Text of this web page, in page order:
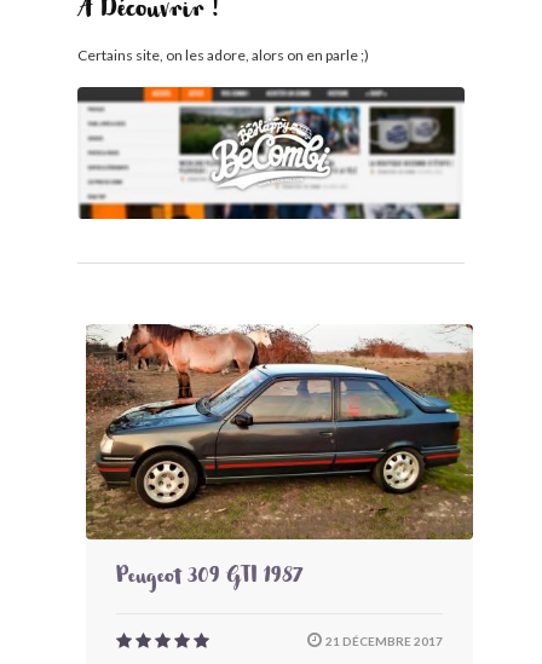
À Découvrir !
Certains site, on les adore, alors on en parle ;)
Peugeot 309 GTI 1987
21 DÉCEMBRE 2017